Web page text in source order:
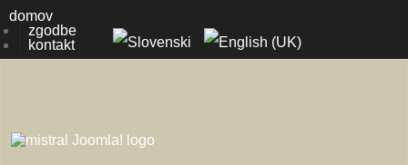
domov
zgodbe
kontakt